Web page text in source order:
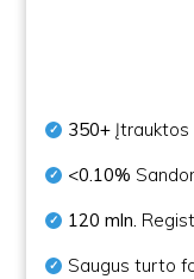
350+ Įtrauktos
<0.10%
120 mln.
Saugus turto